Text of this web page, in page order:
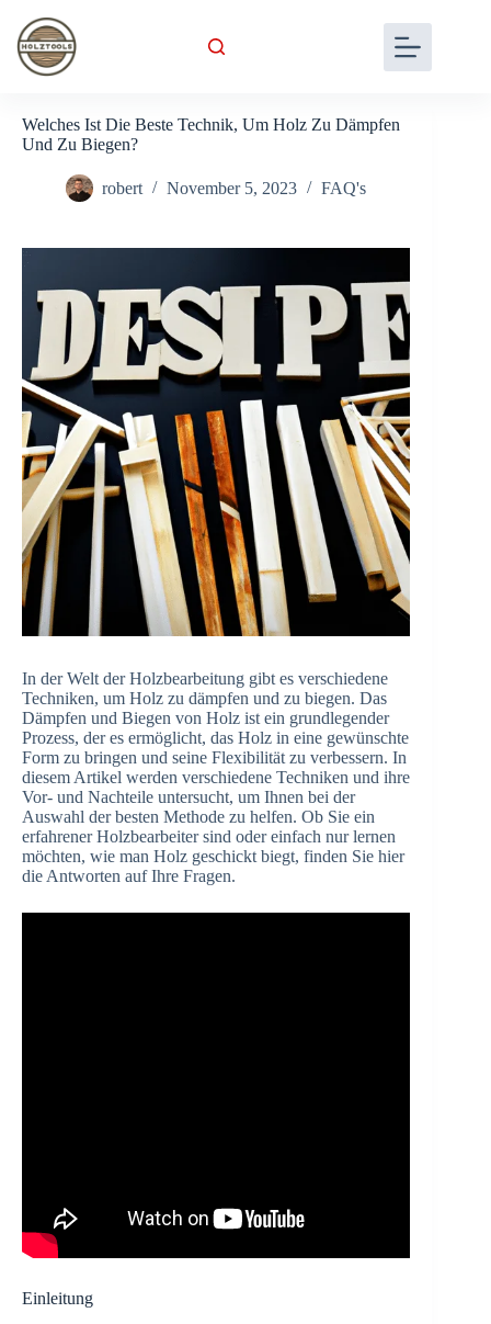
content
Welches Ist Die Beste Technik, Um Holz Zu Dämpfen
Und Zu Biegen?
robert November 5, 2023 FAQ's
In der Welt der Holzbearbeitung gibt es verschiedene
Techniken, um Holz zu dämpfen und zu biegen. Das
Dämpfen und Biegen von Holz ist ein grundlegender
Prozess, der es ermöglicht, das Holz in eine gewünschte
Form zu bringen und seine Flexibilität zu verbessern. In
diesem Artikel werden verschiedene Techniken und ihre
Vor- und Nachteile untersucht, um Ihnen bei der
Auswahl der besten Methode zu helfen. Ob Sie ein
erfahrener Holzbearbeiter sind oder einfach nur lernen
möchten, wie man Holz geschickt biegt, finden Sie hier
die Antworten auf Ihre Fragen.
Einleitung